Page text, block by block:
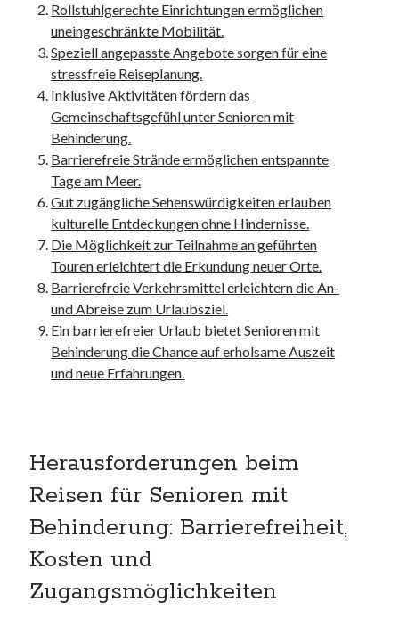
osze
privatumzug
rollstuhlgerechte ferienwohnung
seniorenreisen
sportunterricht
türmaße
typo3
umzugskartons
Uncategorized
unterkunft
unterkünfte
websiten
wordpress
Rollstuhlgerechte Einrichtungen ermöglichen
uneingeschränkte Mobilität.
Speziell angepasste Angebote sorgen für eine
stressfreie Reiseplanung.
Inklusive Aktivitäten fördern das
Gemeinschaftsgefühl unter Senioren mit
Behinderung.
Barrierefreie Strände ermöglichen entspannte
Tage am Meer.
Gut zugängliche Sehenswürdigkeiten erlauben
kulturelle Entdeckungen ohne Hindernisse.
Die Möglichkeit zur Teilnahme an geführten
Touren erleichtert die Erkundung neuer Orte.
Barrierefreie Verkehrsmittel erleichtern die An-
und Abreise zum Urlaubsziel.
Ein barrierefreier Urlaub bietet Senioren mit
Behinderung die Chance auf erholsame Auszeit
und neue Erfahrungen.
Herausforderungen beim
Reisen für Senioren mit
Behinderung: Barrierefreiheit,
Kosten und
Zugangsmöglichkeiten